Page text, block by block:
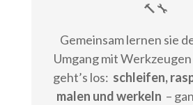
🔨🔧
Gemeinsam lernen sie
Umgang mit Werkzeugen
geht’s los: schleifen,
malen und werkeln –